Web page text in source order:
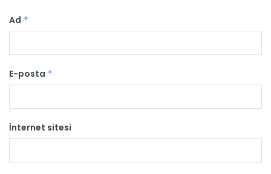
Ad *
E-posta *
İnternet sitesi